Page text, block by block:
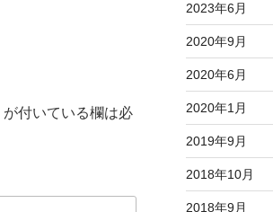
が付いている欄は必
2023年6月
2020年9月
2020年6月
2020年1月
2019年9月
2018年10月
2018年9月